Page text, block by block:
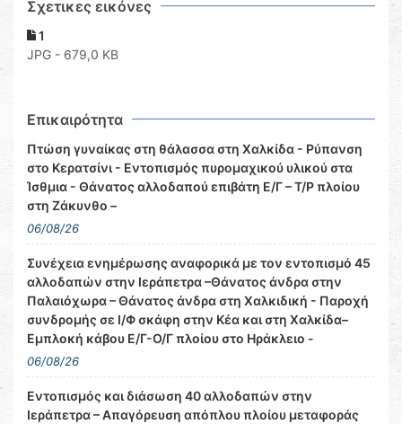
Σχετικες εικόνες
1
JPG - 679,0 KB
Επικαιρότητα
Πτώση γυναίκας στη θάλασσα στη Χαλκίδα - Ρύπανση
στο Κερατσίνι - Εντοπισμός πυρομαχικού υλικού στα
Ίσθμια - Θάνατος αλλοδαπού επιβάτη Ε/Γ – Τ/Ρ πλοίου
στη Ζάκυνθο –
06/08/26
Συνέχεια ενημέρωσης αναφορικά με τον εντοπισμό 45
αλλοδαπών στην Ιεράπετρα –Θάνατος άνδρα στην
Παλαιόχωρα – Θάνατος άνδρα στη Χαλκιδική - Παροχή
συνδρομής σε Ι/Φ σκάφη στην Κέα και στη Χαλκίδα–
Εμπλοκή κάβου Ε/Γ-Ο/Γ πλοίου στο Ηράκλειο -
06/08/26
Εντοπισμός και διάσωση 40 αλλοδαπών στην
Ιεράπετρα – Απαγόρευση απόπλου πλοίου μεταφοράς